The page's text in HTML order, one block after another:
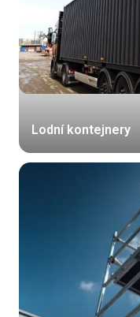
Lodní kontejnery